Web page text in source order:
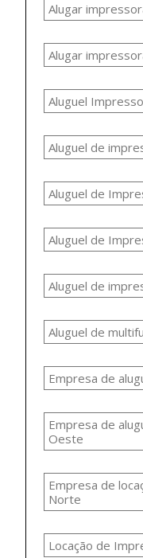
Alugar
Alugar
Aluguel
Aluguel de
Aluguel de
Aluguel de
Aluguel de
Aluguel de
Empresa de
Empresa de
Oeste
Empresa de
Norte
Locação de